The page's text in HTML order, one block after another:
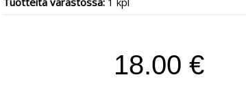
18.00 €